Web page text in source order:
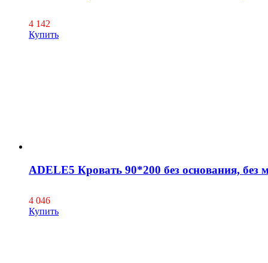
4 142
Купить
ADELE5 Кровать 90*200 без основания, без
4 046
Купить